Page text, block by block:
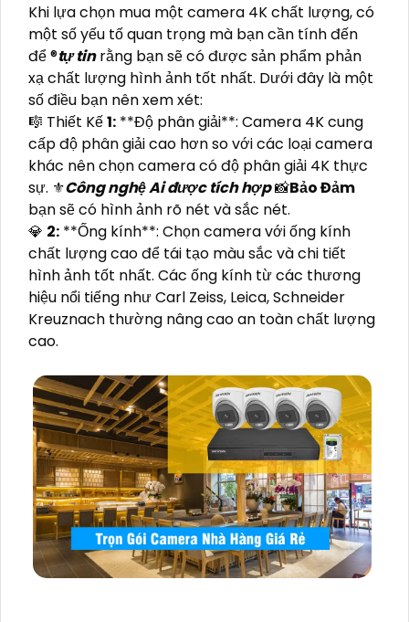
Khi lựa chọn mua một camera 4K chất lượng, có
một số yếu tố quan trọng mà bạn cần tính đến
để ®️tự tinrằng bạn sẽ có được sản phẩm phản
xạ chất lượng hình ảnh tốt nhất. Dưới đây là một
số điều bạn nên xem xét:
🎼️ Thiết Kế1: **Độ phân giải**: Camera 4K cung
cấp độ phân giải cao hơn so với các loại camera
khác nên chọn camera có độ phân giải 4K thực
sự. ⚜️Công nghệ Ai được tích hợp📸Bảo Đảm
bạn sẽ có hình ảnh rõ nét và sắc nét.
💎 2: **Ống kính**: Chọn camera với ống kính
chất lượng cao để tái tạo màu sắc và chi tiết
hình ảnh tốt nhất. Các ống kính từ các thương
hiệu nổi tiếng như Carl Zeiss, Leica, Schneider
Kreuznach thường nâng cao an toàn chất lượng
cao.